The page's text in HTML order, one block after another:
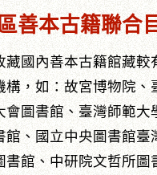
善本古籍聯合
藏國內善本古籍館藏較
構，如：故宮博物院、
會圖書館、臺灣師範大
館、國立中央圖書館臺
書館、中研院文哲所圖